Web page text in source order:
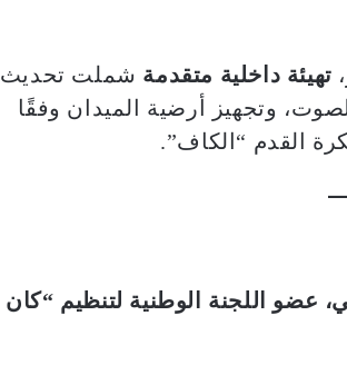
تهيئة داخلية متقدمة شملت تحديث
وتجهيز أرضية الميدان وفقًا
القدم “الكاف”.
عضو اللجنة الوطنية لتنظيم “كان